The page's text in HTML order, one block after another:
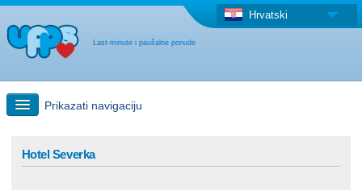
Last-minute i paušalne ponude
Hrvatski
Prikazati navigaciju
Hotel Severka